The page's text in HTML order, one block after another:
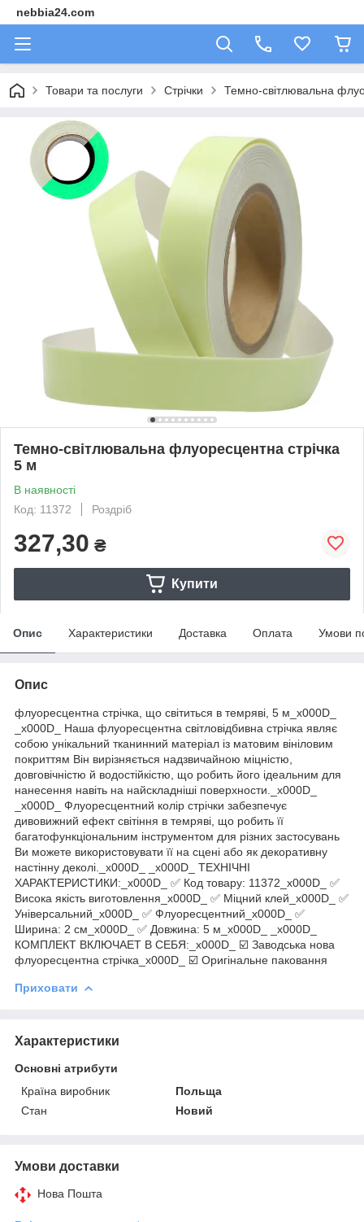
nebbia24.com
Товари та послуги Стрічки Темно-світлювальна
Темно-світлювальна флуоресцентна стрічка
5 м
В наявності
Код: 11372
Роздріб
327,30 ₴
Купити
Опис Характеристики Доставка Оплата Умови
Опис
флуоресцентна стрічка, що світиться в темряві, 5 м_x000D_
_x000D_ Наша флуоресцентна світловідбивна стрічка являє
собою унікальний тканинний матеріал із матовим вініловим
покриттям Він вирізняється надзвичайною міцністю,
довговічністю й водостійкістю, що робить його ідеальним для
нанесення навіть на найскладніші поверхности._x000D_
_x000D_ Флуоресцентний колір стрічки забезпечує
дивовижний ефект світіння в темряві, що робить її
багатофункціональним інструментом для різних застосувань
Ви можете використовувати її на сцені або як декоративну
настінну деколі._x000D_ _x000D_ ТЕХНІЧНІ
ХАРАКТЕРИСТИКИ:_x000D_ ✅ Код товару: 11372_x000D_ ✅
Висока якість виготовлення_x000D_ ✅ Міцний клей_x000D_ ✅
Універсальний_x000D_ ✅ Флуоресцентний_x000D_ ✅
Ширина: 2 см_x000D_ ✅ Довжина: 5 м_x000D_ _x000D_
КОМПЛЕКТ ВКЛЮЧАЕТ В СЕБЯ:_x000D_ ☑️ Заводська нова
флуоресцентна стрічка_x000D_ ☑️ Оригінальне паковання
Приховати
Характеристики
Основні атрибути
Країна виробник
Польща
Стан
Новий
Умови доставки
Нова Пошта